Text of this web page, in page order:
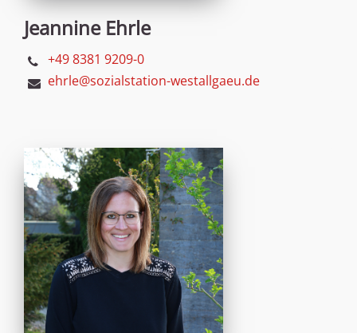
Jeannine Ehrle
+49 8381 9209-0
ehrle@sozialstation-westallgaeu.de